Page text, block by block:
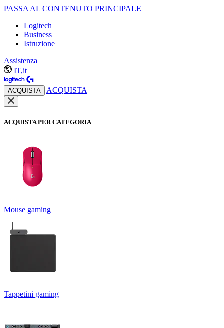
PASSA AL CONTENUTO PRINCIPALE
Logitech
Business
Istruzione
Assistenza
IT,it
ACQUISTA ACQUISTA
ACQUISTA PER CATEGORIA
Mouse gaming
Tappetini gaming